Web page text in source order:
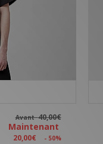
Avant40,00€
Maintenant
20,00€ - 50%